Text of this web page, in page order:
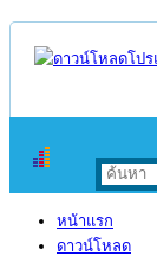
หน้าแรก
ดาวน์โหลด